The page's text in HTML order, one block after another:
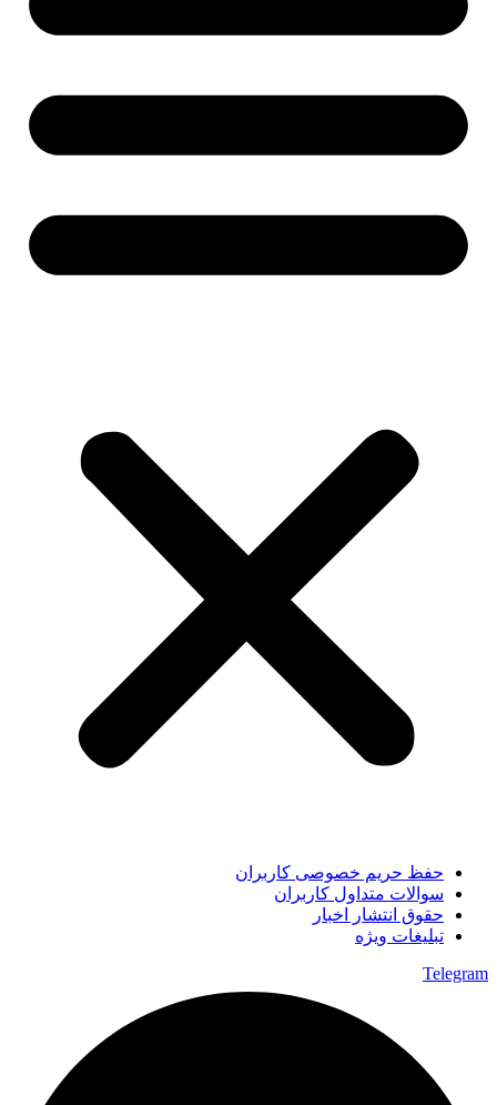
حفظ حریم خصوصی کاربران
سوالات متداول کاربران
حقوق انتشار اخبار
تبلیغات ویژه
Telegram